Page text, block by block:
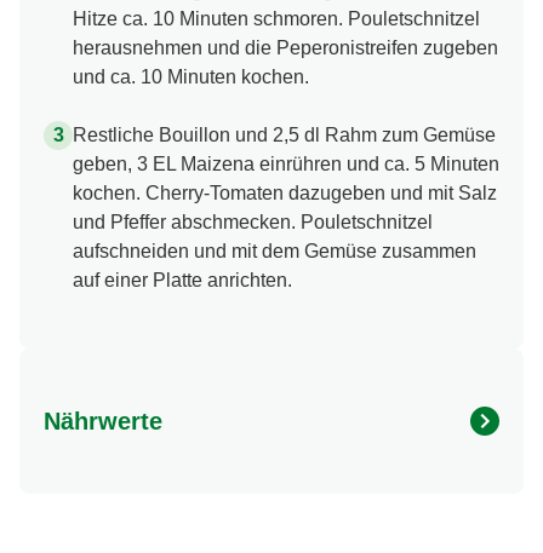
Hitze ca. 10 Minuten schmoren. Pouletschnitzel
herausnehmen und die Peperonistreifen zugeben
und ca. 10 Minuten kochen.
Restliche Bouillon und 2,5 dl Rahm zum Gemüse
geben, 3 EL Maizena einrühren und ca. 5 Minuten
kochen. Cherry-Tomaten dazugeben und mit Salz
und Pfeffer abschmecken. Pouletschnitzel
aufschneiden und mit dem Gemüse zusammen
auf einer Platte anrichten.
Nährwerte